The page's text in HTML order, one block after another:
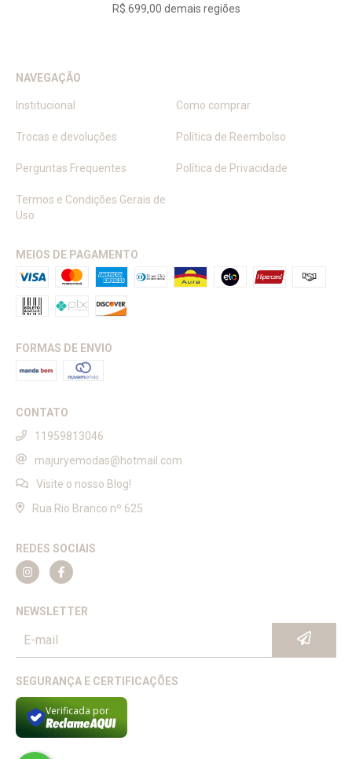
R$.699,00 demais regiões
NAVEGAÇÃO
Institucional Como comprar
Trocas e devoluções Política de Reembolso
Perguntas Frequentes Política de Privacidade
Termos e Condições Gerais de
Uso
MEIOS DE PAGAMENTO
FORMAS DE ENVIO
CONTATO
11959813046
majuryemodas@hotmail.com
Visite o nosso Blog!
Rua Rio Branco nº 625
REDES SOCIAIS
NEWSLETTER
SEGURANÇA E CERTIFICAÇÕES
Verificada por